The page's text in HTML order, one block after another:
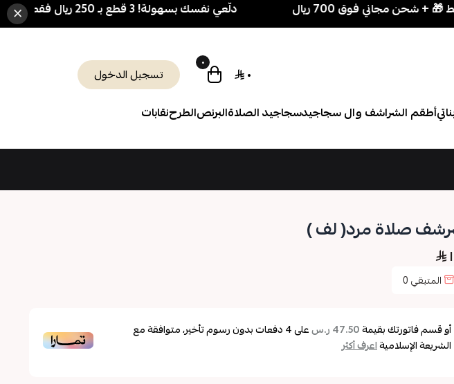
دلّعي نفسك بسهولة! 3 قطع بـ 250 ريال فقط 🎁 + شحن مجاني فوق 700 ريال ×
٠
٠ تسجيل الدخول
أطقم الشراشف وال سجاجيدسجاجيد الصلاةالبرنصالطرحنقابات
صلاة مرد( لف )
المتبقي0
أو قسم فاتورتك بقيمة47.50 ر.س على4دفعات بدون رسوم تأخير، متوافقة مع
الشريعة الإسلاميةاعرف أكثر